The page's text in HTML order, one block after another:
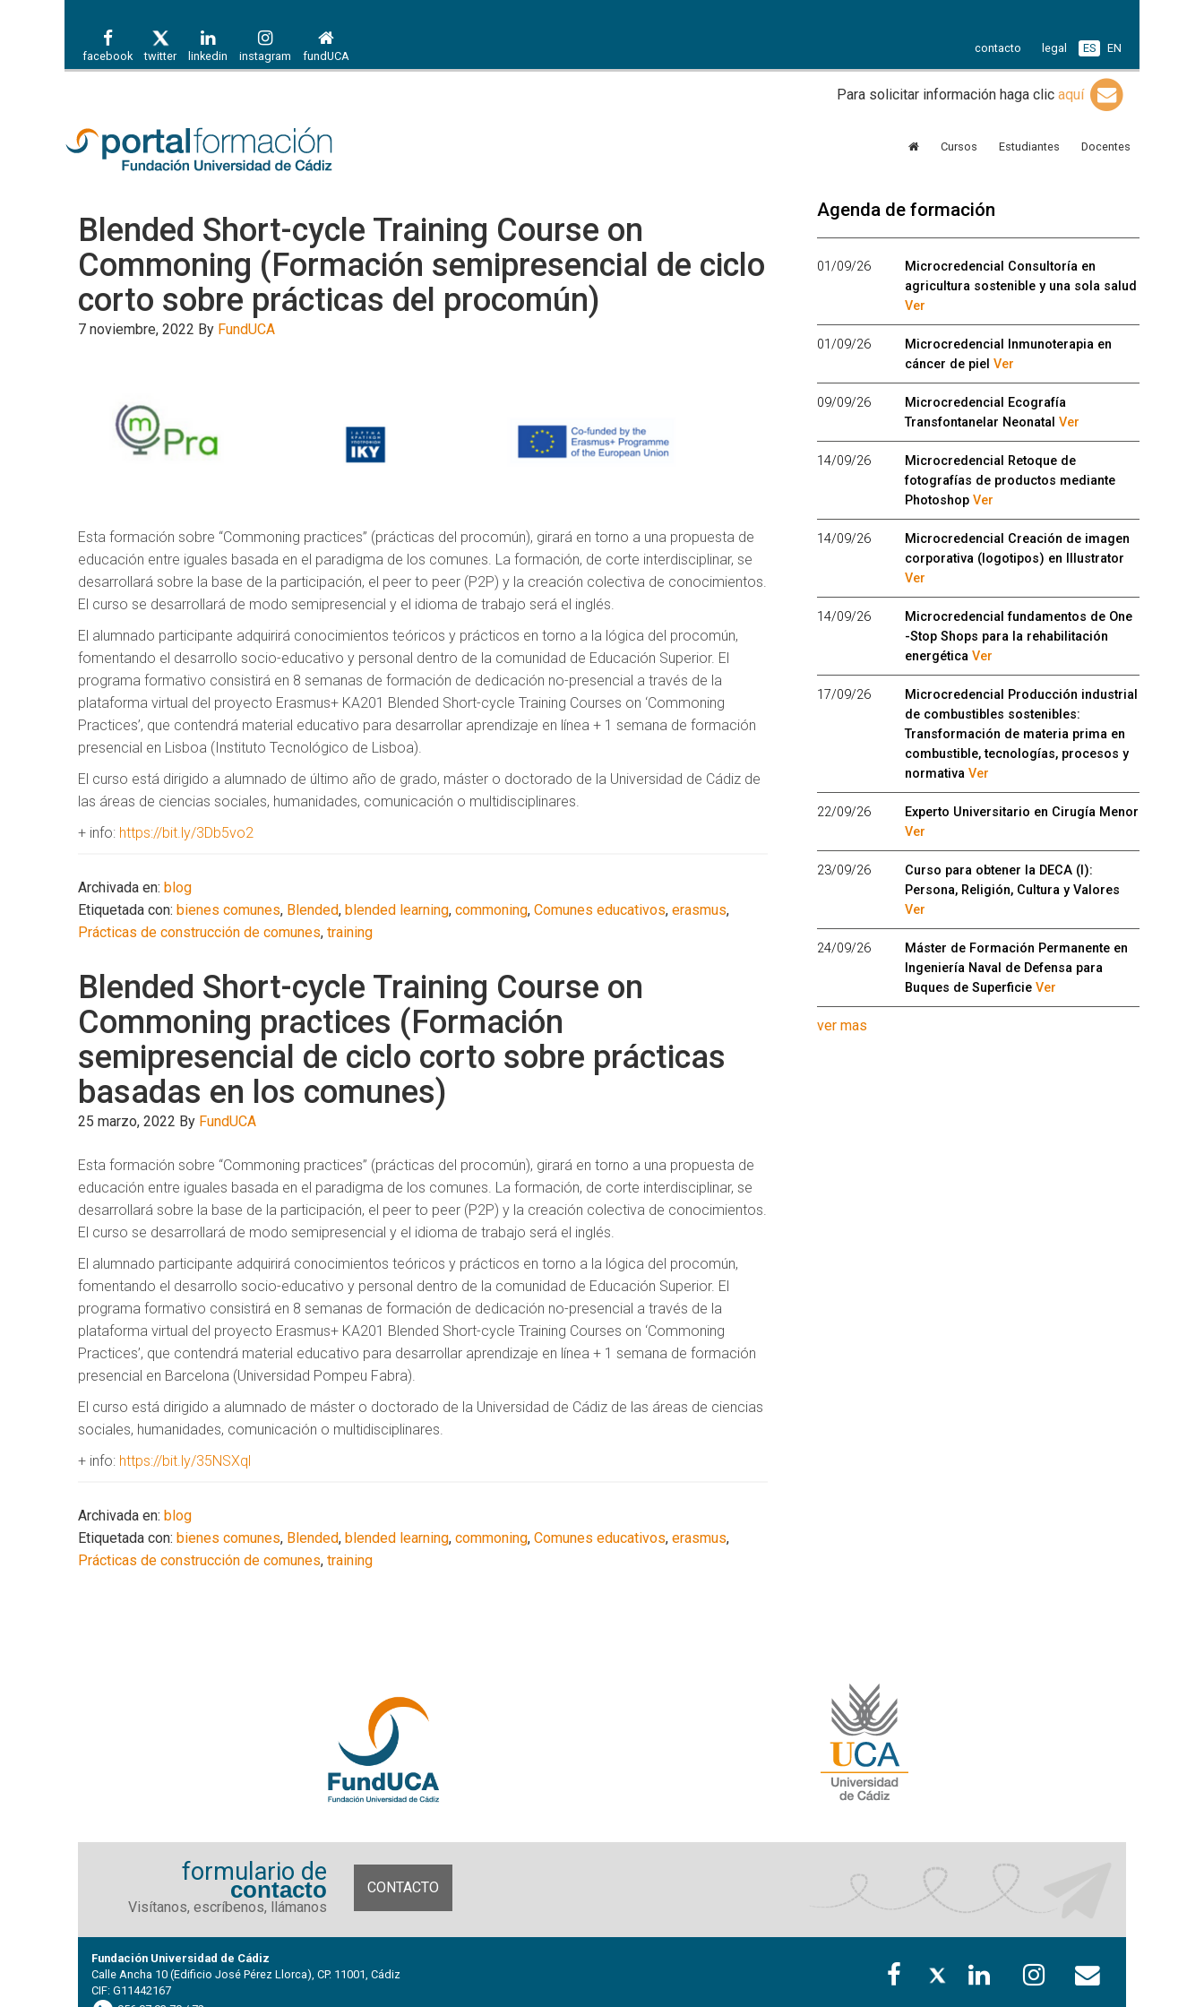
facebook twitter linkedin instagram fundUCA
contacto legal ES EN
Para solicitar información haga clicaquí
Cursos Estudiantes Docentes
Blended Short-cycle Training Course on
Commoning (Formación semipresencial de ciclo
corto sobre prácticas del procomún)
7 noviembre, 2022 By FundUCA
Esta formación sobre “Commoning practices” (prácticas del procomún), girará en torno a una propuesta de
educación entre iguales basada en el paradigma de los comunes. La formación, de corte interdisciplinar, se
desarrollará sobre la base de la participación, el peer to peer (P2P) y la creación colectiva de conocimientos.
El curso se desarrollará de modo semipresencial y el idioma de trabajo será el inglés.
El alumnado participante adquirirá conocimientos teóricos y prácticos en torno a la lógica del procomún,
fomentando el desarrollo socio-educativo y personal dentro de la comunidad de Educación Superior. El
programa formativo consistirá en 8 semanas de formación de dedicación no-presencial a través de la
plataforma virtual del proyecto Erasmus+ KA201 Blended Short-cycle Training Courses on ‘Commoning
Practices’, que contendrá material educativo para desarrollar aprendizaje en línea + 1 semana de formación
presencial en Lisboa (Instituto Tecnológico de Lisboa).
El curso está dirigido a alumnado de último año de grado, máster o doctorado de la Universidad de Cádiz de
las áreas de ciencias sociales, humanidades, comunicación o multidisciplinares.
+ info: https://bit.ly/3Db5vo2
Archivada en: blog
Etiquetada con: bienes comunes, Blended, blended learning, commoning, Comunes educativos, erasmus,
Prácticas de construcción de comunes, training
Blended Short-cycle Training Course on
Commoning practices (Formación
semipresencial de ciclo corto sobre prácticas
basadas en los comunes)
25 marzo, 2022 By FundUCA
Esta formación sobre “Commoning practices” (prácticas del procomún), girará en torno a una propuesta de
educación entre iguales basada en el paradigma de los comunes. La formación, de corte interdisciplinar, se
desarrollará sobre la base de la participación, el peer to peer (P2P) y la creación colectiva de conocimientos.
El curso se desarrollará de modo semipresencial y el idioma de trabajo será el inglés.
El alumnado participante adquirirá conocimientos teóricos y prácticos en torno a la lógica del procomún,
fomentando el desarrollo socio-educativo y personal dentro de la comunidad de Educación Superior. El
programa formativo consistirá en 8 semanas de formación de dedicación no-presencial a través de la
plataforma virtual del proyecto Erasmus+ KA201 Blended Short-cycle Training Courses on ‘Commoning
Practices’, que contendrá material educativo para desarrollar aprendizaje en línea + 1 semana de formación
presencial en Barcelona (Universidad Pompeu Fabra).
El curso está dirigido a alumnado de máster o doctorado de la Universidad de Cádiz de las áreas de ciencias
sociales, humanidades, comunicación o multidisciplinares.
+ info: https://bit.ly/35NSXql
Archivada en: blog
Etiquetada con: bienes comunes, Blended, blended learning, commoning, Comunes educativos, erasmus,
Prácticas de construcción de comunes, training
Agenda de formación
01/09/26
Microcredencial Consultoría en
agricultura sostenible y una sola salud
Ver
01/09/26
Microcredencial Inmunoterapia en
cáncer de piel Ver
09/09/26
Microcredencial Ecografía
Transfontanelar Neonatal Ver
14/09/26
Microcredencial Retoque de
fotografías de productos mediante
Photoshop Ver
14/09/26
Microcredencial Creación de imagen
corporativa (logotipos) en Illustrator
Ver
14/09/26
Microcredencial fundamentos de One
-Stop Shops para la rehabilitación
energética Ver
17/09/26
Microcredencial Producción industrial
de combustibles sostenibles:
Transformación de materia prima en
combustible, tecnologías, procesos y
normativa Ver
22/09/26
Experto Universitario en Cirugía Menor
Ver
23/09/26
Curso para obtener la DECA (I):
Persona, Religión, Cultura y Valores
Ver
24/09/26
Máster de Formación Permanente en
Ingeniería Naval de Defensa para
Buques de Superficie Ver
ver mas
formulario de
contacto
Visítanos, escríbenos, llámanos
CONTACTO
Fundación Universidad de Cádiz
Calle Ancha 10 (Edificio José Pérez Llorca), CP. 11001, Cádiz
CIF: G11442167